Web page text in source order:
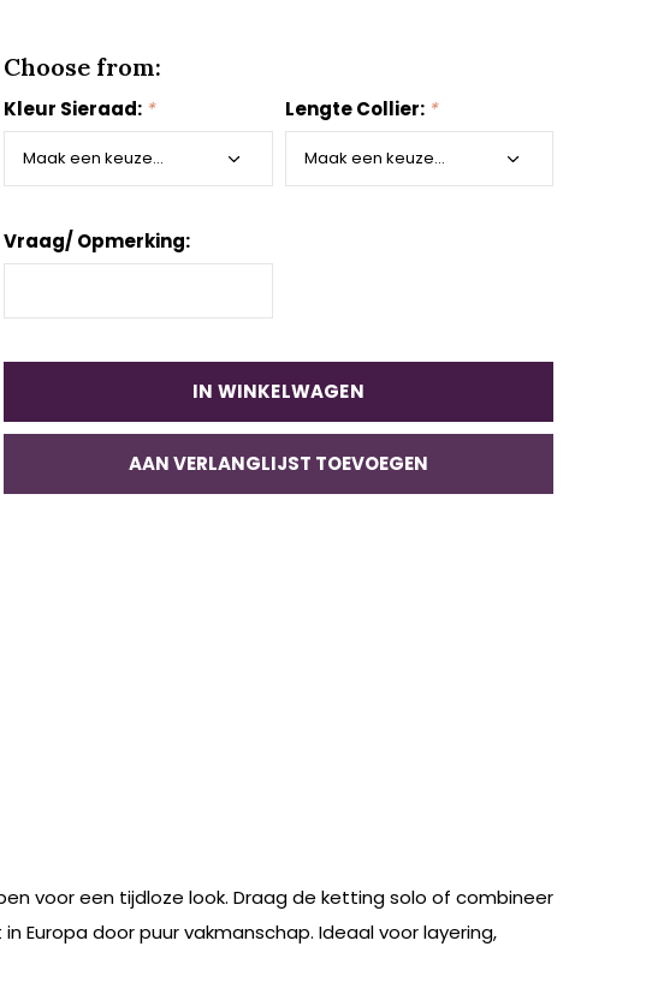
Choose from:
Kleur Sieraad: * Lengte Collier: *
Vraag/ Opmerking:
IN WINKELWAGEN
AAN VERLANGLIJST TOEVOEGEN
voor een tijdloze look. Draag de ketting solo of combineer
Europa door puur vakmanschap. Ideaal voor layering,